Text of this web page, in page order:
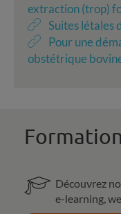
extraction (trop)
Suites létales
Pour une
obstétrique
Découvrez
e-learning,